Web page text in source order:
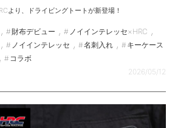
より、ドライビングトートが新登場！
, 財布デビュー , ノイインテレッセ×HRC ,
, ノイインテレッセ , 名刺入れ , キーケース
,
コラボ
2026/05/12